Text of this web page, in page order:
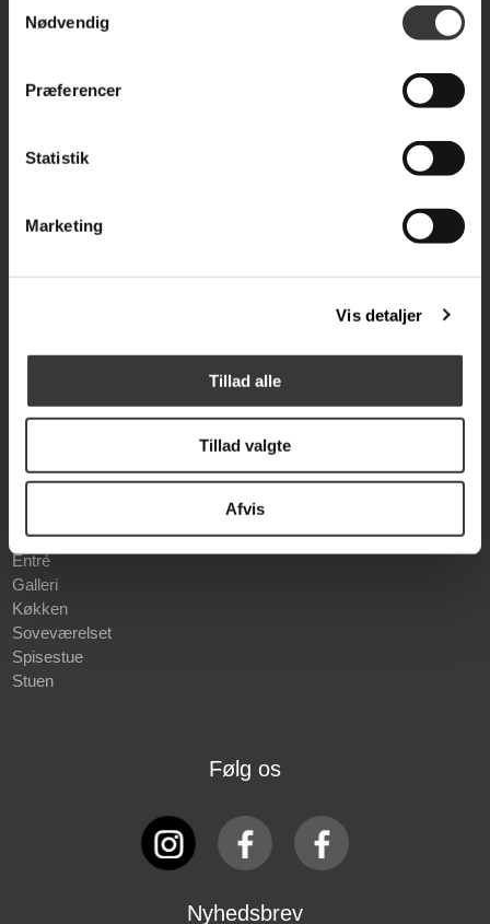
Nødvendig
Præferencer
Statistik
Marketing
Vis detaljer
Tillad alle
Tillad valgte
Afvis
Hjem
Log på
Forretningsvilkår
Opbevaring
Skønhed & Pleje
Musik/Lyd
Badeværelse
Entré
Galleri
Køkken
Soveværelset
Spisestue
Stuen
Følg os
Nyhedsbrev